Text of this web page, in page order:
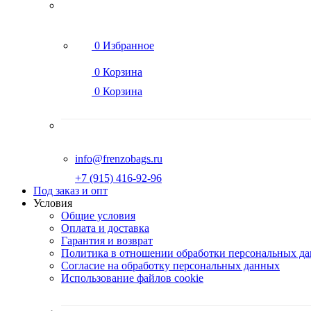
0 Избранное
0 Корзина
0 Корзина
info@frenzobags.ru
‭+7 (915) 416-92-96
Под заказ и опт
Условия
Общие условия
Оплата и доставка
Гарантия и возврат
Политика в отношении обработки персональных
Согласие на обработку персональных данных
Использование файлов cookie